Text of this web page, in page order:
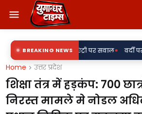
BREAKING NEWS
की एंट्री पर सवाल • वर्दी पर दाग! लड़की-शराब
Home उत्तर प्रदेश
शिक्षा तंत्र में हड़कंप: 700
निरस्त मामले मे नोडल